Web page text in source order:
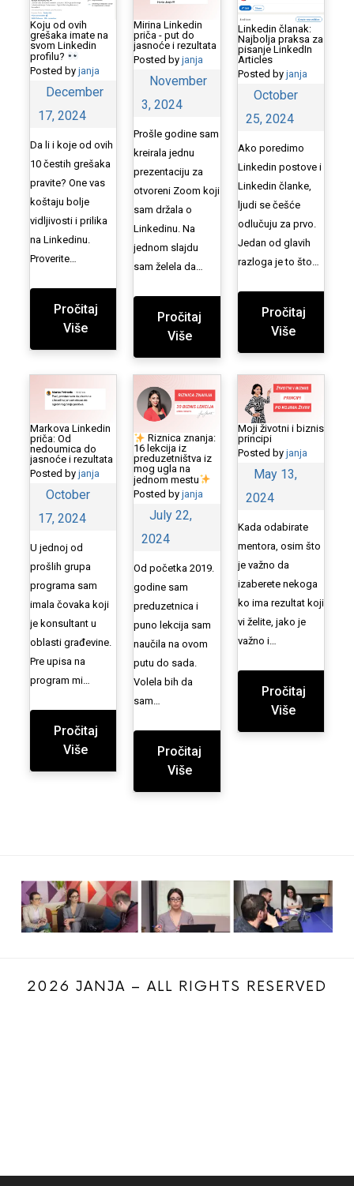
Koju od ovih
grešaka imate na
svom Linkedin
profilu?
Posted by janja
December
17, 2024
Da li i koje od ovih
10 čestih grešaka
pravite? One vas
koštaju bolje
vidljivosti i prilika
na Linkedinu.
Proverite…
Pročitaj
Više
Mirina Linkedin
priča - put do
jasnoće i rezultata
Posted byjanja
November
3, 2024
Prošle godine sam
kreirala jednu
prezentaciju za
otvoreni Zoom koji
sam držala o
Linkedinu. Na
jednom slajdu
sam želela da…
Pročitaj
Više
Linkedin članak:
Najbolja praksa za
pisanje LinkedIn
Articles
Posted by janja
October
25, 2024
Ako poredimo
Linkedin postove i
Linkedin članke,
ljudi se češće
odlučuju za prvo.
Jedan od glavih
razloga je to što…
Pročitaj
Više
Markova Linkedin
priča: Od
nedoumica do
jasnoće i rezultata
Posted by janja
October
17, 2024
U jednoj od
prošlih grupa
programa sam
imala čovaka koji
je konsultant u
oblasti građevine.
Pre upisa na
program mi…
Pročitaj
Više
Riznica znanja:
16 lekcija iz
preduzetništva iz
mog ugla na
jednom mestu
Posted byjanja
July 22,
2024
Od početka 2019.
godine sam
preduzetnica i
puno lekcija sam
naučila na ovom
putu do sada.
Volela bih da
sam…
Pročitaj
Više
Moji životni i biznis
principi
Posted by janja
May 13,
2024
Kada odabirate
mentora, osim što
je važno da
izaberete nekoga
ko ima rezultat koji
vi želite, jako je
važno i…
Pročitaj
Više
2026 JANJA – ALL RIGHTS RESERVED